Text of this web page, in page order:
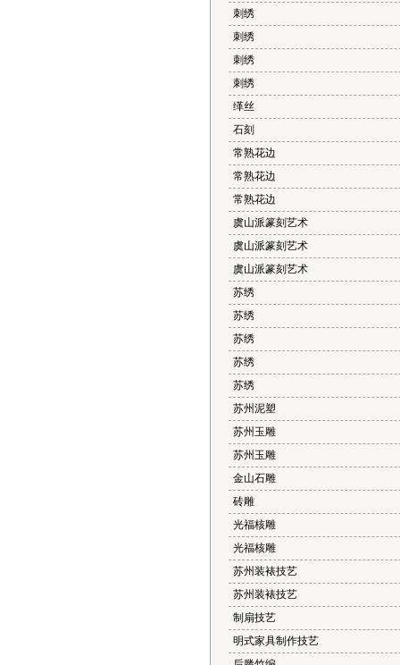
刺绣
刺绣
刺绣
刺绣
缂丝
石刻
常熟花边
常熟花边
常熟花边
虞山派篆刻艺术
虞山派篆刻艺术
虞山派篆刻艺术
苏绣
苏绣
苏绣
苏绣
苏绣
苏州泥塑
苏州玉雕
苏州玉雕
金山石雕
砖雕
光福核雕
光福核雕
苏州装裱技艺
苏州装裱技艺
制扇技艺
明式家具制作技艺